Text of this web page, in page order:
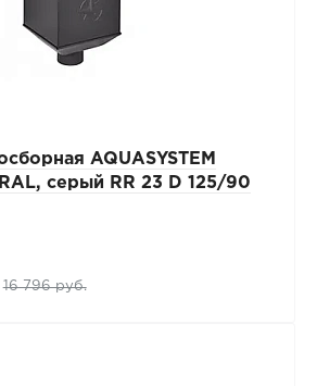
AQUASYSTEM
серый RR 23 D 125/90
16 796 руб.